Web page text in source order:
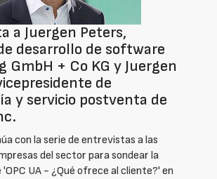
a Juergen Peters,
desarrollo de software
GmbH + Co KG y Juergen
de
y servicio postventa de
con la serie de entrevistas a las
del sector para sondear la
'OPC UA - ¿Qué ofrece al cliente?' en